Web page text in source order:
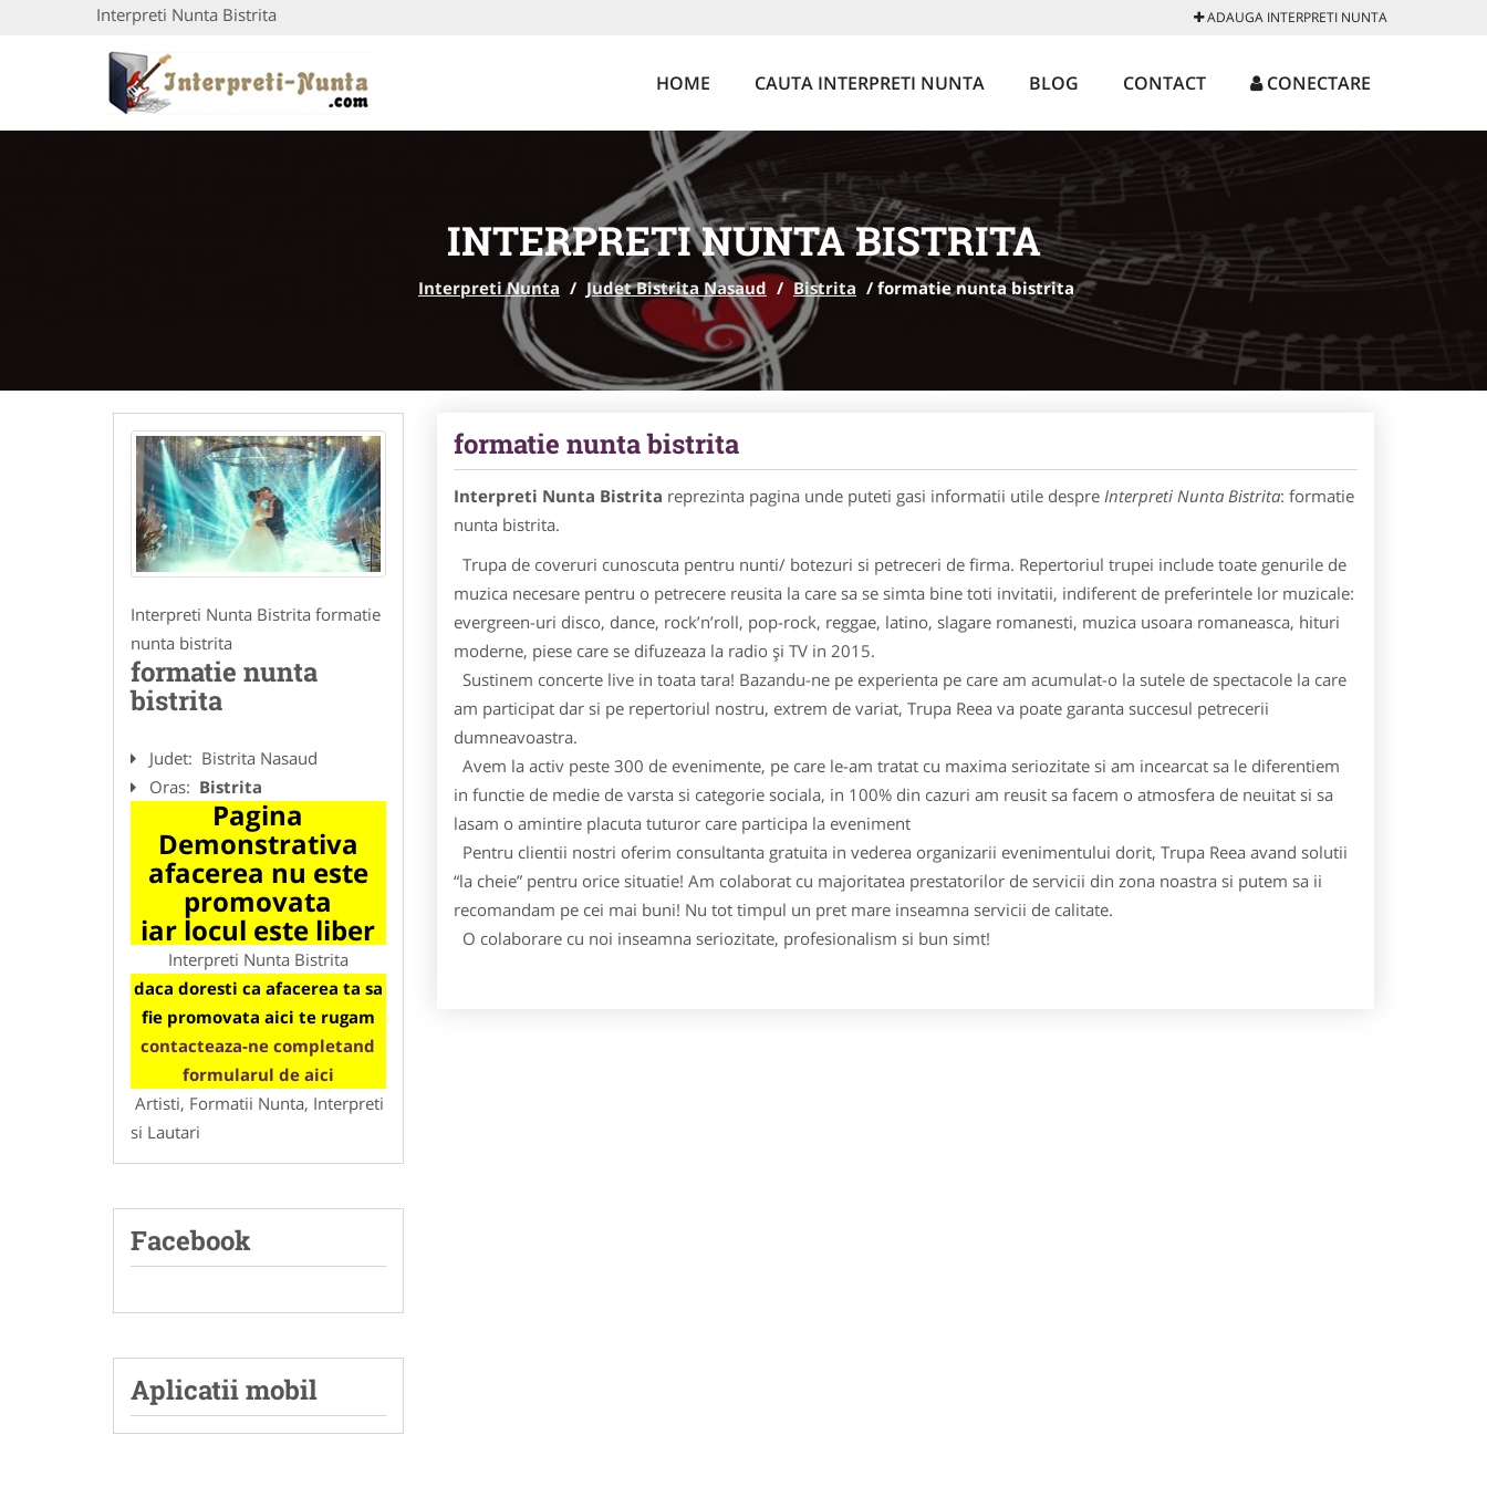
Interpreti Nunta Bistrita ADAUGA INTERPRETI NUNTA
HOME CAUTA INTERPRETI NUNTA BLOG CONTACT CONECTARE
INTERPRETI NUNTA BISTRITA
Interpreti Nunta / Judet Bistrita Nasaud / Bistrita / formatie nunta bistrita
Interpreti Nunta Bistrita formatie
nunta bistrita
formatie nunta
bistrita
Judet: Bistrita Nasaud
Oras: Bistrita
Pagina
Demonstrativa
afacerea nu este
promovata
iar locul este liber
Interpreti Nunta Bistrita
daca doresti ca afacerea ta sa
fie promovata aici te rugam
contacteaza-ne completand
formularul de aici
Artisti, Formatii Nunta, Interpreti
si Lautari
Facebook
Aplicatii mobil
formatie nunta bistrita
Interpreti Nunta Bistrita reprezinta pagina unde puteti gasi informatii utile despre Interpreti Nunta Bistrita: formatie
nunta bistrita.
Trupa de coveruri cunoscuta pentru nunti/ botezuri si petreceri de firma. Repertoriul trupei include toate genurile de
muzica necesare pentru o petrecere reusita la care sa se simta bine toti invitatii, indiferent de preferintele lor muzicale:
evergreen-uri disco, dance, rock’n’roll, pop-rock, reggae, latino, slagare romanesti, muzica usoara romaneasca, hituri
moderne, piese care se difuzeaza la radio și TV in 2015.
Sustinem concerte live in toata tara! Bazandu-ne pe experienta pe care am acumulat-o la sutele de spectacole la care
am participat dar si pe repertoriul nostru, extrem de variat, Trupa Reea va poate garanta succesul petrecerii
dumneavoastra.
Avem la activ peste 300 de evenimente, pe care le-am tratat cu maxima seriozitate si am incearcat sa le diferentiem
in functie de medie de varsta si categorie sociala, in 100% din cazuri am reusit sa facem o atmosfera de neuitat si sa
lasam o amintire placuta tuturor care participa la eveniment
Pentru clientii nostri oferim consultanta gratuita in vederea organizarii evenimentului dorit, Trupa Reea avand solutii
“la cheie” pentru orice situatie! Am colaborat cu majoritatea prestatorilor de servicii din zona noastra si putem sa ii
recomandam pe cei mai buni! Nu tot timpul un pret mare inseamna servicii de calitate.
O colaborare cu noi inseamna seriozitate, profesionalism si bun simt!